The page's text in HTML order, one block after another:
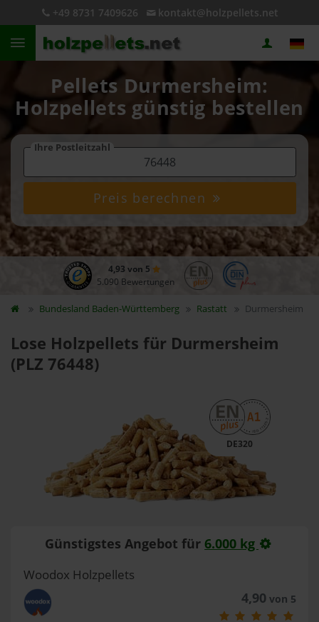
+49 8731 7409626 kontakt@holzpellets.net
Pellets Durmersheim:
Holzpellets günstig bestellen
Ihre Postleitzahl
Preis berechnen
4,93 von 5
5.090 Bewertungen
Bundesland Baden-Württemberg Rastatt Durmersheim
Lose Holzpellets für Durmersheim
(PLZ 76448)
DE320
Günstigstes Angebot für 6.000 kg
Woodox Holzpellets
4,90 von 5